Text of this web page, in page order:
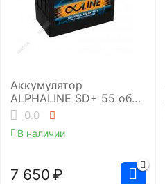
Аккумулятор
ALPHALINE SD+ 55 обр
(70B24LS, станд кл)
0.0
В наличии
7 650 ₽